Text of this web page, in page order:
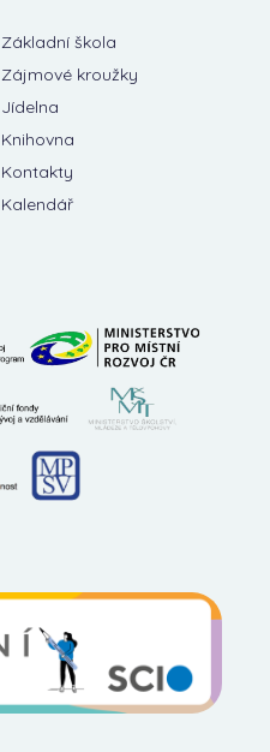
Základní škola
Zájmové kroužky
Jídelna
Knihovna
Kontakty
Kalendář